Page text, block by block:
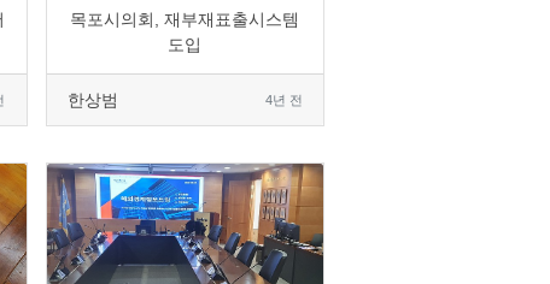
목포시의회, 재부재표출시스템
도입
한상범 4년 전